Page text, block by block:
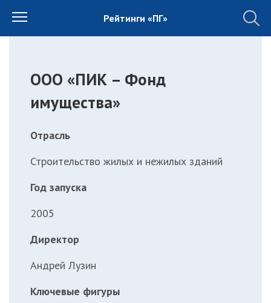
Рейтинги «ПГ»
ООО «ПИК – Фонд
имущества»
Отрасль
Строительство жилых и нежилых зданий
Год запуска
2005
Директор
Андрей Лузин
Ключевые фигуры